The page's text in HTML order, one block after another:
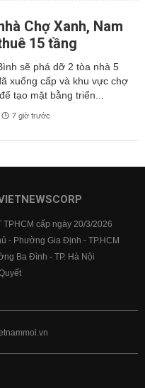
Chợ Xanh, Nam
15 tầng
sẽ phá dỡ 2 tòa nhà 5
xuống cấp và khu vực chợ
tạo mặt bằng triển...
7 giờ trước
cấp ngày 20/3/2026
- Phường Gia Định - TP.HCM
Ba Đình - TP. Hà Nội